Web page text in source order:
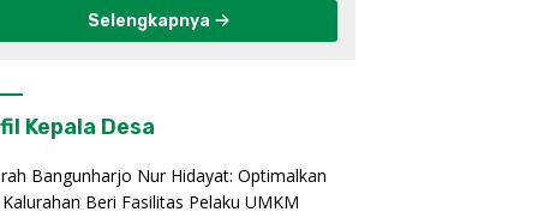
Selengkapnya
Kepala Desa